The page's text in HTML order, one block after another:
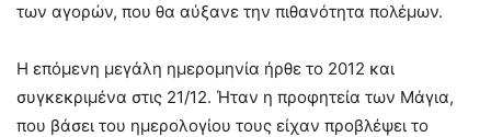
των αγορών, που θα αύξανε την πιθανότητα πολέμων.
Η επόμενη μεγάλη ημερομηνία ήρθε το 2012 και
συγκεκριμένα στις 21/12. Ήταν η προφητεία των Μάγια,
που βάσει του ημερολογίου τους είχαν προβλέψει το